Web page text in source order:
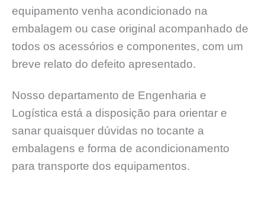
equipamento venha acondicionado na
embalagem ou case original acompanhado de
todos os acessórios e componentes, com um
breve relato do defeito apresentado.
Nosso departamento de Engenharia e
Logística está a disposição para orientar e
sanar quaisquer dúvidas no tocante a
embalagens e forma de acondicionamento
para transporte dos equipamentos.